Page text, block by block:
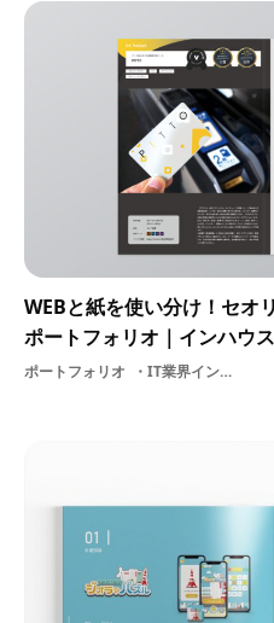
WEBと紙を使い分け！セオ
ポートフォリオ｜インハウ
ポートフォリオ IT業界インハウスデザイナー